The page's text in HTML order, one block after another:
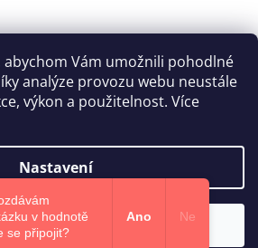
abychom Vám umožnili pohodlné
analýze provozu webu neustále
výkon a použitelnost. Více
Nastavení
Souhlasím
Hromasová Foto
Vytvořil Shoptet
. Všechna práva vyhrazena.
v hodnotě
se připojit?
Ano Ne